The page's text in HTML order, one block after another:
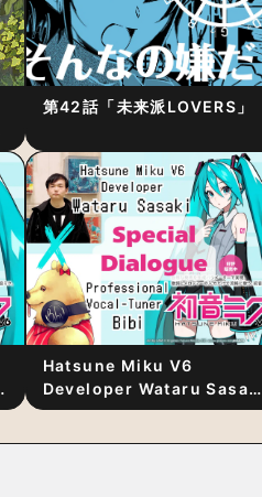
第42話「未来派LOVERS」
Hatsune Miku V6
Developer Wataru Sasaki
× Professional Vocal-